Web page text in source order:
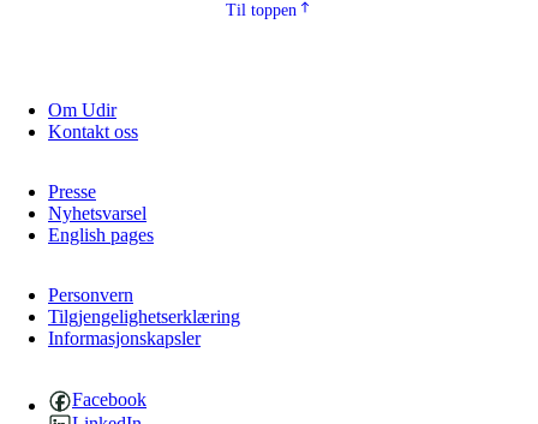
Til toppen
Om Udir
Kontakt oss
Presse
Nyhetsvarsel
English pages
Personvern
Tilgjengelighetserklæring
Informasjonskapsler
Facebook